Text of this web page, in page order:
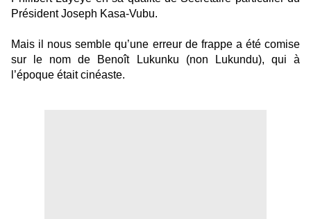
Président Joseph Kasa-Vubu.
Mais il nous semble qu’une erreur de frappe a été comise
sur le nom de Benoît Lukunku (non Lukundu), qui à
l’époque était cinéaste.